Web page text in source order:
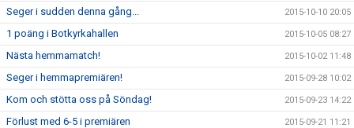
Seger i sudden denna gång... 2015-10-10 20:05
1 poäng i Botkyrkahallen 2015-10-05 08:27
Nästa hemmamatch! 2015-10-02 11:48
Seger i hemmapremiären! 2015-09-28 10:02
Kom och stötta oss på Söndag! 2015-09-23 14:22
Förlust med 6-5 i premiären 2015-09-21 11:21